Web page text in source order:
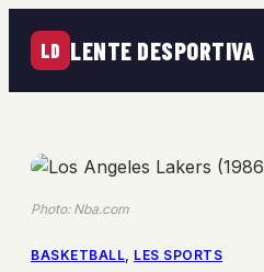
LD LENTE DESPORTIVA
Photo: Nba.com
BASKETBALL, LES SPORTS